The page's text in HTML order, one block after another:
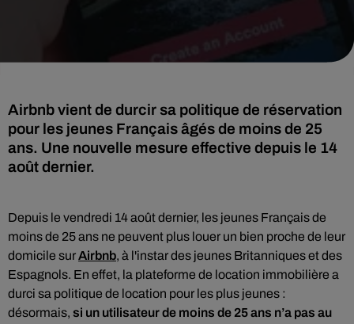
Airbnb vient de durcir sa politique de réservation
pour les jeunes Français âgés de moins de 25
ans. Une nouvelle mesure effective depuis le 14
août dernier.
Depuis le vendredi 14 août dernier, les jeunes Français de
moins de 25 ans ne peuvent plus louer un bien proche de leur
domicile surAirbnb, à l'instar des jeunes Britanniques et des
Espagnols. En effet, la plateforme de location immobilière a
durci sa politique de location pour les plus jeunes :
désormais, si un utilisateur de moins de 25 ans n’a pas au